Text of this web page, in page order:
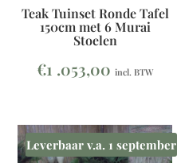
Teak Tuinset Ronde Tafel
150cm met 6 Murai
Stoelen
€1 .053,00 incl. BTW
Leverbaar v.a. 1 september